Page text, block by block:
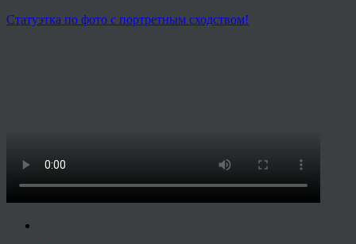
Статуэтка по фото с портретным сходством!